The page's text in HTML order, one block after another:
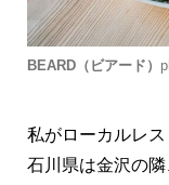
BEARD（ビアード）
私がローカルレ
石川県は金沢の